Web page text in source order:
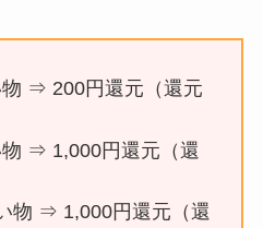
⇒ 200円還元（還元
⇒ 1,000円還元（還
物 ⇒ 1,000円還元（還